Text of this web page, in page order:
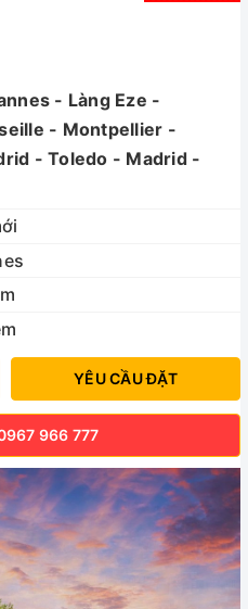
- Làng Eze -
- Montpellier -
- Toledo - Madrid -
YÊU CẦU ĐẶT
966 777